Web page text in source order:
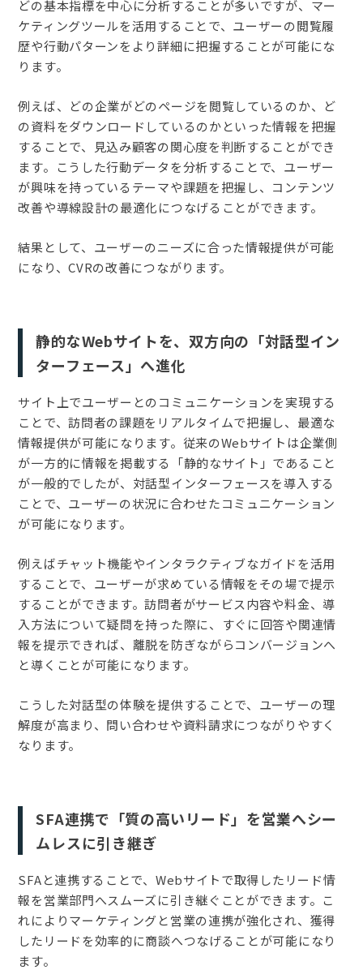
どの基本指標を中心に分析することが多いですが、マー
ケティングツールを活用することで、ユーザーの閲覧履
歴や行動パターンをより詳細に把握することが可能にな
ります。
例えば、どの企業がどのページを閲覧しているのか、ど
の資料をダウンロードしているのかといった情報を把握
することで、見込み顧客の関心度を判断することができ
ます。こうした行動データを分析することで、ユーザー
が興味を持っているテーマや課題を把握し、コンテンツ
改善や導線設計の最適化につなげることができます。
結果として、ユーザーのニーズに合った情報提供が可能
になり、CVRの改善につながります。
静的なWebサイトを、双方向の「対話型イン
ターフェース」へ進化
サイト上でユーザーとのコミュニケーションを実現する
ことで、訪問者の課題をリアルタイムで把握し、最適な
情報提供が可能になります。従来のWebサイトは企業側
が一方的に情報を掲載する「静的なサイト」であること
が一般的でしたが、対話型インターフェースを導入する
ことで、ユーザーの状況に合わせたコミュニケーション
が可能になります。
例えばチャット機能やインタラクティブなガイドを活用
することで、ユーザーが求めている情報をその場で提示
することができます。訪問者がサービス内容や料金、導
入方法について疑問を持った際に、すぐに回答や関連情
報を提示できれば、離脱を防ぎながらコンバージョンへ
と導くことが可能になります。
こうした対話型の体験を提供することで、ユーザーの理
解度が高まり、問い合わせや資料請求につながりやすく
なります。
SFA連携で「質の高いリード」を営業へシー
ムレスに引き継ぎ
SFAと連携することで、Webサイトで取得したリード情
報を営業部門へスムーズに引き継ぐことができます。こ
れによりマーケティングと営業の連携が強化され、獲得
したリードを効率的に商談へつなげることが可能になり
ます。